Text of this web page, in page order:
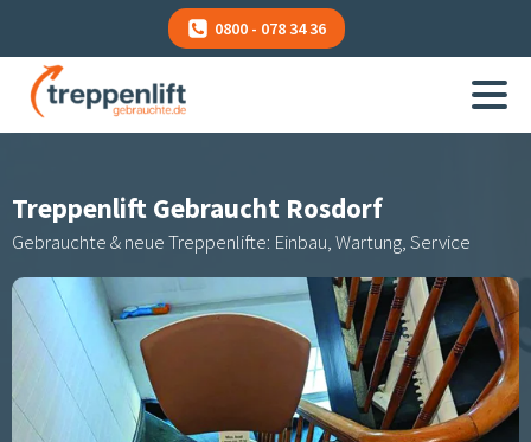
0800 - 078 34 36
Treppenlift Gebraucht Rosdorf
Gebrauchte & neue Treppenlifte: Einbau, Wartung, Service